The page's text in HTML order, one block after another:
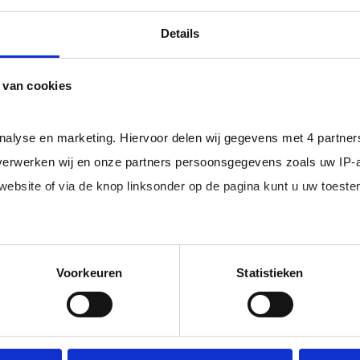
Details
cookies
en marketing. Hiervoor delen wij gegevens met 4
wij en onze partners persoonsgegevens zoals uw
of via de knop linksonder op de pagina kunt u uw
Voorkeuren Statistieken
dan het landelijke gemiddelde van ruim 20%
, zodat
in loondienst uit uw regio.
freelance
juiste kandidaten
No match? No pay!
als een
Ik
of
Je
krijgt